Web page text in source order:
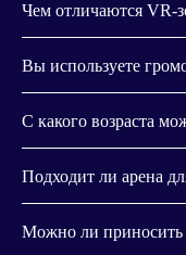
Чем отличаются VR-
Вы используете
С какого возраста
Подходит ли арена
Можно ли приносить